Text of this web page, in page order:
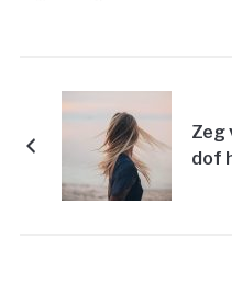
Zeg
dof